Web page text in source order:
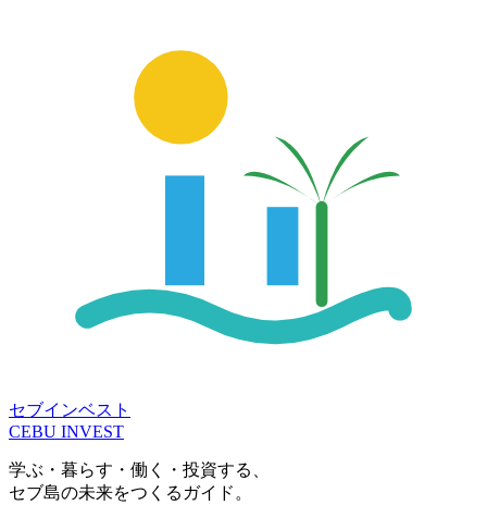
セブインベスト
CEBU INVEST
学ぶ・暮らす・働く・投資する、
セブ島の未来をつくるガイド。